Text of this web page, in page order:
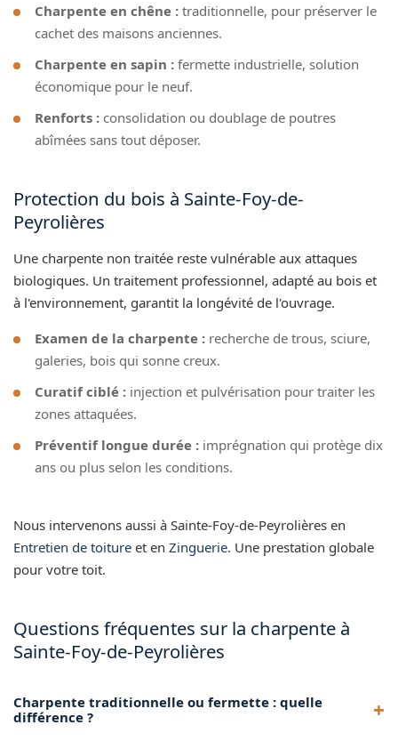
Charpente en chêne : traditionnelle, pour préserver le
cachet des maisons anciennes.
Charpente en sapin : fermette industrielle, solution
économique pour le neuf.
Renforts : consolidation ou doublage de poutres
abîmées sans tout déposer.
Protection du bois à Sainte-Foy-de-
Peyrolières
Une charpente non traitée reste vulnérable aux attaques
biologiques. Un traitement professionnel, adapté au bois et
à l'environnement, garantit la longévité de l'ouvrage.
Examen de la charpente : recherche de trous, sciure,
galeries, bois qui sonne creux.
Curatif ciblé : injection et pulvérisation pour traiter les
zones attaquées.
Préventif longue durée : imprégnation qui protège dix
ans ou plus selon les conditions.
Nous intervenons aussi à Sainte-Foy-de-Peyrolières en
Entretien de toiture et en Zinguerie. Une prestation globale
pour votre toit.
Questions fréquentes sur la charpente à
Sainte-Foy-de-Peyrolières
Charpente traditionnelle ou fermette : quelle
différence ?